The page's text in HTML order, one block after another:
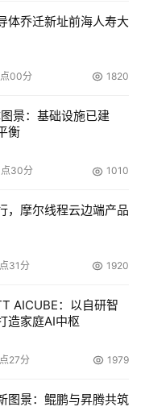
本上涵盖了目前的主
Data Protector 5.1
系统环境提供了强大
现数据保护人员效率
中恢复??从即时恢复
供了百分百的保险，
，不构成投资建议。
体乔迁新址前海人寿大
00分 1820
景：基础设施已建
衡
30分 1010
，摩尔线程云边端产品
31分 1920
AICUBE：以自研智
造家庭AI中枢
27分 1979
图景：鲲鹏与昇腾共筑